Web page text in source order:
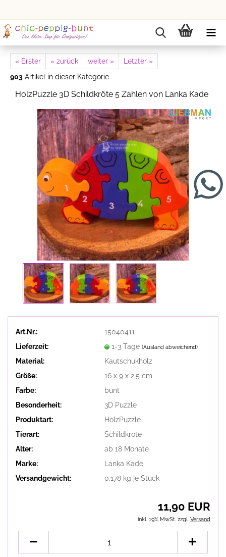
« Erster « zurück weiter »
Letzter »
903 Artikel in dieser Kategorie
HolzPuzzle 3D Schildkröte 5 Zahlen von Lanka Kade
Art.Nr.:
15040411
Lieferzeit:
1-3 Tage (Ausland abweichend)
Material:
Kautschukholz
Größe:
16 x 9 x 2,5 cm
Farbe:
bunt
Besonderheit:
3D Puzzle
Produktart:
HolzPuzzle
Tierart:
Schildkröte
Alter:
ab 18 Monate
Marke:
Lanka Kade
Versandgewicht:
0.178kg je Stück
11,90 EUR
inkl. 19% MwSt. zzgl. Versand